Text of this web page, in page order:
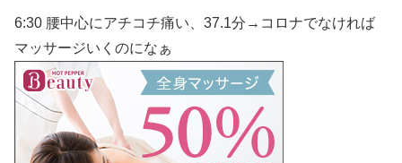
6:30 腰中心にアチコチ痛い、37.1分→コロナでなければ
マッサージいくのになぁ